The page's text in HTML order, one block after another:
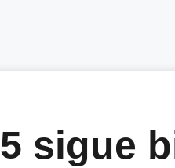
sigue